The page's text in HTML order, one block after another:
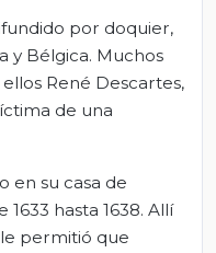
por doquier,
y Bélgica. Muchos
René Descartes,
de una
en su casa de
hasta 1638. Allí
le permitió que